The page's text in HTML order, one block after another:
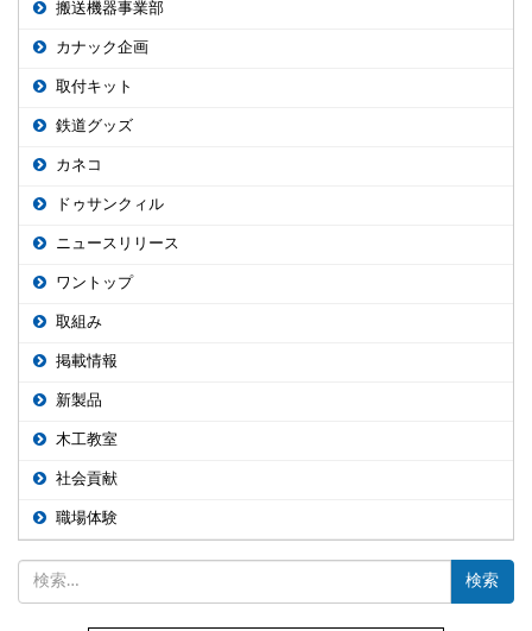
搬送機器事業部
カナック企画
取付キット
鉄道グッズ
カネコ
ドゥサンクィル
ニュースリリース
ワントップ
取組み
掲載情報
新製品
木工教室
社会貢献
職場体験
検
索: